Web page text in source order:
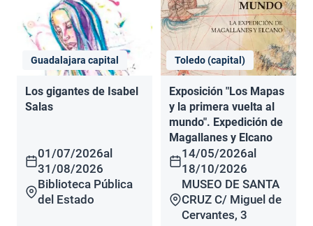
Guadalajara capital
Los gigantes de Isabel
Salas
01/07/2026al
31/08/2026
Biblioteca Pública
del Estado
Toledo (capital)
Exposición "Los Mapas
y la primera vuelta al
mundo". Expedición de
Magallanes y Elcano
14/05/2026al
18/10/2026
MUSEO DE SANTA
CRUZ C/ Miguel de
Cervantes, 3